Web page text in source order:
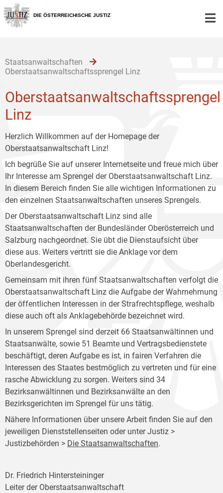
Zur
Hauptnavigation
[1]
Zum
Inhalt
[2]
Zum
Untermenü
[3]
DIE ÖSTERREICHISCHE JUSTIZ
Staatsanwaltschaften
Oberstaatsanwaltschaftssprengel Linz
Oberstaatsanwaltschaftssprengel
Linz
Herzlich Willkommen auf der Homepage der
Oberstaatsanwaltschaft Linz!
Ich begrüße Sie auf unserer Internetseite und freue mich über
Ihr Interesse am Sprengel der Oberstaatsanwaltschaft Linz.
In diesem Bereich finden Sie alle wichtigen Informationen zu
den einzelnen Staatsanwaltschaften unseres Sprengels.
Der Oberstaatsanwaltschaft Linz sind alle
Staatsanwaltschaften der Bundesländer Oberösterreich und
Salzburg nachgeordnet. Sie übt die Dienstaufsicht über
diese aus. Weiters vertritt sie die Anklage vor dem
Oberlandesgericht.
Gemeinsam mit ihren fünf Staatsanwaltschaften verfolgt die
Oberstaatsanwaltschaft Linz die Aufgabe der Wahrnehmung
der öffentlichen Interessen in der Strafrechtspflege, weshalb
diese auch oft als Anklagebehörde bezeichnet wird.
In unserem Sprengel sind derzeit 66 Staatsanwältinnen und
Staatsanwälte, sowie 51 Beamte und Vertragsbedienstete
beschäftigt, deren Aufgabe es ist, in fairen Verfahren die
Interessen des Staates bestmöglich zu vertreten und für eine
rasche Abwicklung zu sorgen. Weiters sind 34
Bezirksanwältinnen und Bezirksanwälte an den
Bezirksgerichten im Sprengel für uns tätig.
Nähere Informationen über unsere Arbeit finden Sie auf den
jeweiligen Dienststellenseiten oder unter Justiz >
Justizbehörden > Die Staatsanwaltschaften.
Dr. Friedrich Hintersteininger
Leiter der Oberstaatsanwaltschaft